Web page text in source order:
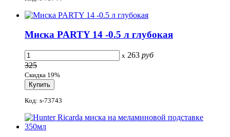
Миска PARTY 14 -0.5 л глубокая
x 263 руб
325
Скидка 19%
Код: s-73743